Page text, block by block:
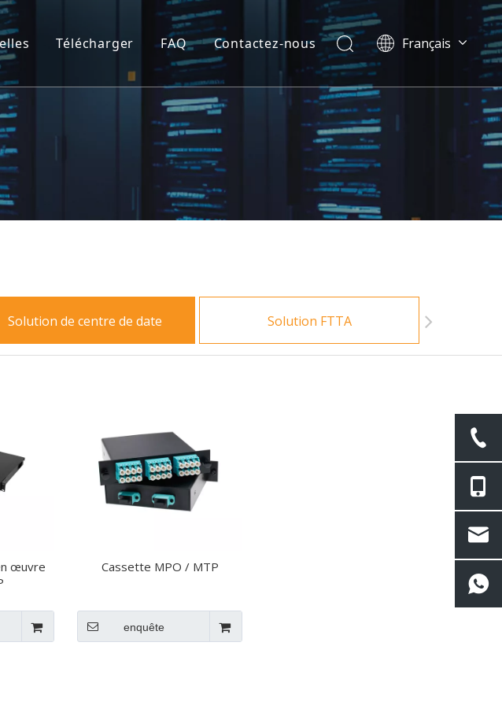
Télécharger FAQ Contactez-nous Français
Español
Solution de centre de date Solution FTTA
œuvre
Cassette MPO / MTP
enquête